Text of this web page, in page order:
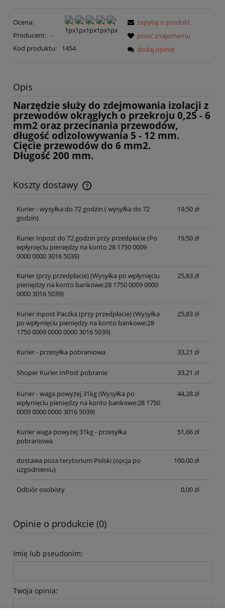
Ocena:
Producent: -
Kod produktu:
1454
zapytaj o produkt
poleć znajomemu
dodaj opinię
Opis
Narzędzie służy do zdejmowania izolacji z
przewodów okrągłych o przekroju 0,25 - 6
mm2 oraz przecinania przewodów,
długość odizolowywania 5 - 12 mm.
Cięcie przewodów do 6 mm2.
Długość 200 mm.
Koszty dostawy
Cena nie zawiera ewentualnych kosztów płatności
Kurier - wysyłka do 72 godzin ( wysyłka do 72
godzin)
19,50 zł
Kurier Inpost do 72 godzin przy przedpłacie(Po
wpłynięciu pieniędzy na konto 28 1750 0009
0000 0000 3016 5039)
19,50 zł
Kurier (przy przedpłacie)(Wysyłka po wpłynięciu
pieniędzy na konto bankowe:28 1750 0009 0000
0000 3016 5039)
25,83 zł
Kurier inpost Paczka (przy przedpłacie)(Wysyłka
po wpłynięciu pieniędzy na konto bankowe:28
1750 0009 0000 0000 3016 5039)
25,83 zł
Kurier - przesyłka pobraniowa 33,21 zł
Shoper Kurier InPost pobranie 33,21 zł
Kurier - waga powyżej 31kg(Wysyłka po
wpłynięciu pieniędzy na konto bankowe:28 1750
0009 0000 0000 3016 5039)
44,28 zł
Kurier waga powyżej 31kg - przesyłka
pobraniowa
51,66 zł
dostawa poza terytorium Polski (opcja po
uzgodnieniu)
100,00 zł
Odbiór osobisty 0,00 zł
Opinie o produkcie (0)
Imię lub pseudonim:
Twoja opinia: